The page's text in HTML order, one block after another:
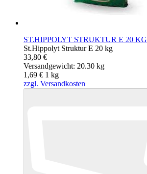
ST.HIPPOLYT STRUKTUR E 20 KG
St.Hippolyt Struktur E 20 kg
33,80 €
Versandgewicht: 20.30 kg
1,69 € 1 kg
zzgl. Versandkosten